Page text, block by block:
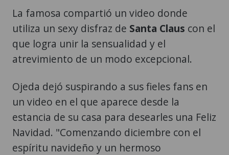
La famosa compartió un video donde
utiliza un sexy disfraz de Santa Claus con el
que logra unir la sensualidad y el
atrevimiento de un modo excepcional.
Ojeda dejó suspirando a sus fieles fans en
un video en el que aparece desde la
estancia de su casa para desearles una Feliz
Navidad. "Comenzando diciembre con el
espíritu navideño y un hermoso